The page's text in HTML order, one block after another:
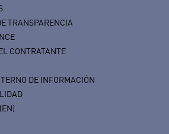
TRANSPARENCIA
CONTRATANTE
DE INFORMACIÓN